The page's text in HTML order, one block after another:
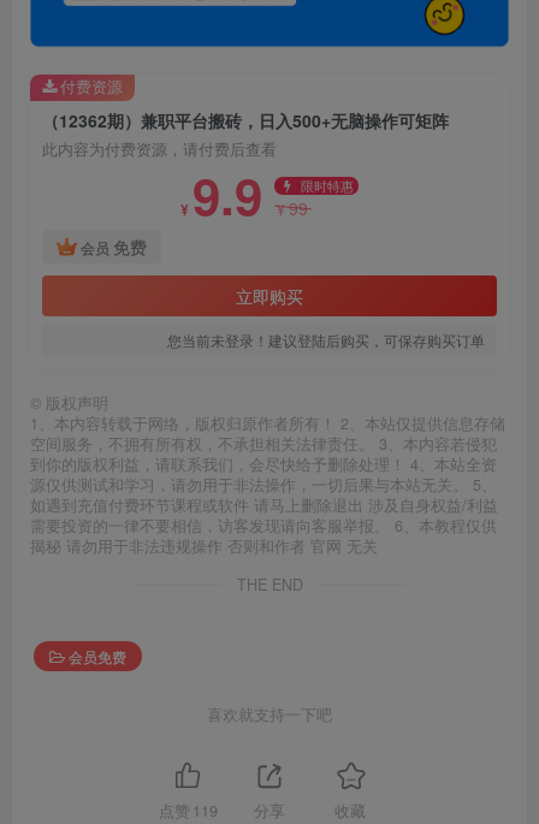
（12362期）兼职平台搬砖，日入500+无脑操作可矩阵
此内容为付费资源，请付费后查看
¥ 9.9 限时特惠
¥99
会员 免费
立即购买
您当前未登录！建议登陆后购买，可保存购买订单
付费资源
© 版权声明
1、本内容转载于网络，版权归原作者所有！ 2、本站仅提供信息存储
空间服务，不拥有所有权，不承担相关法律责任。 3、本内容若侵犯
到你的版权利益，请联系我们，会尽快给予删除处理！ 4、本站全资
源仅供测试和学习，请勿用于非法操作，一切后果与本站无关。 5、
如遇到充值付费环节课程或软件 请马上删除退出 涉及自身权益/利益
需要投资的一律不要相信，访客发现请向客服举报。 6、本教程仅供
揭秘 请勿用于非法违规操作 否则和作者 官网 无关
THE END
会员免费
喜欢就支持一下吧
点赞 119 分享 收藏